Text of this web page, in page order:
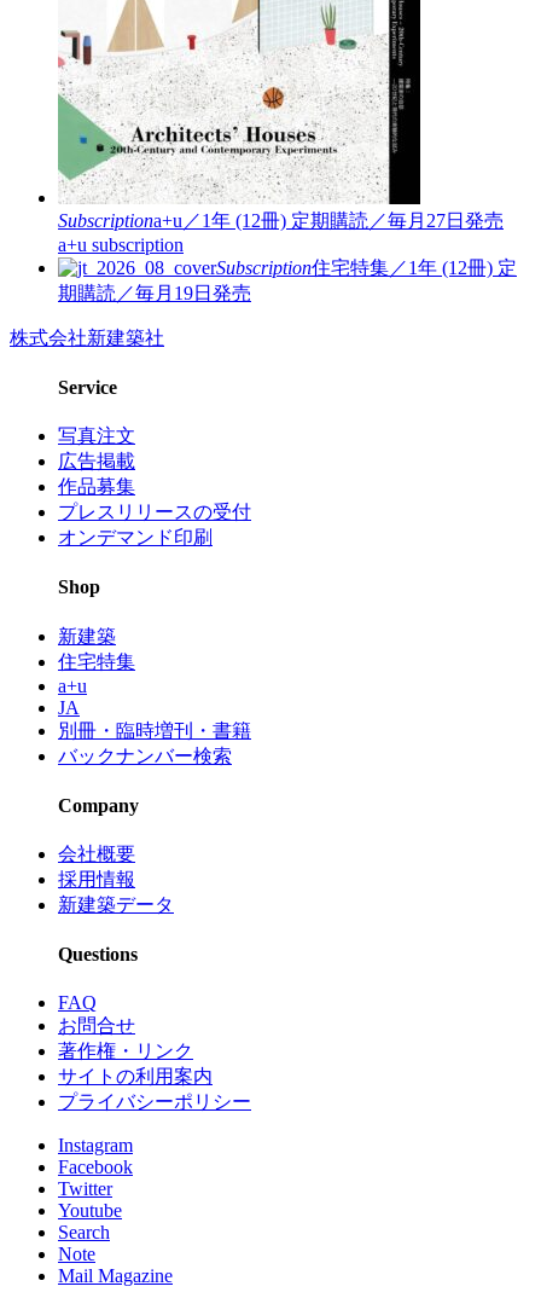
Subscriptiona+u／1年 (12冊) 定期購読／毎月27日発売
a+u subscription
Subscription住宅特集／1年 (12冊) 定
期購読／毎月19日発売
株式会社新建築社
Service
写真注文
広告掲載
作品募集
プレスリリースの受付
オンデマンド印刷
Shop
新建築
住宅特集
a+u
JA
別冊・臨時増刊・書籍
バックナンバー検索
Company
会社概要
採用情報
新建築データ
Questions
FAQ
お問合せ
著作権・リンク
サイトの利用案内
プライバシーポリシー
Instagram
Facebook
Twitter
Youtube
Search
Note
Mail Magazine